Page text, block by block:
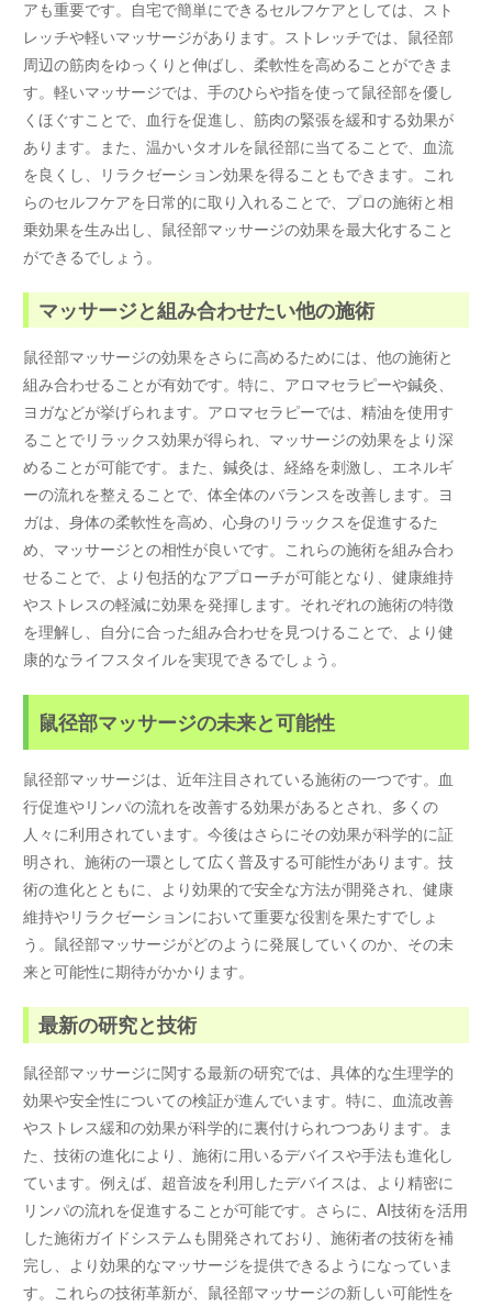
アも重要です。自宅で簡単にできるセルフケアとしては、スト
レッチや軽いマッサージがあります。ストレッチでは、鼠径部
周辺の筋肉をゆっくりと伸ばし、柔軟性を高めることができま
す。軽いマッサージでは、手のひらや指を使って鼠径部を優し
くほぐすことで、血行を促進し、筋肉の緊張を緩和する効果が
あります。また、温かいタオルを鼠径部に当てることで、血流
を良くし、リラクゼーション効果を得ることもできます。これ
らのセルフケアを日常的に取り入れることで、プロの施術と相
乗効果を生み出し、鼠径部マッサージの効果を最大化すること
ができるでしょう。
マッサージと組み合わせたい他の施術
鼠径部マッサージの効果をさらに高めるためには、他の施術と
組み合わせることが有効です。特に、アロマセラピーや鍼灸、
ヨガなどが挙げられます。アロマセラピーでは、精油を使用す
ることでリラックス効果が得られ、マッサージの効果をより深
めることが可能です。また、鍼灸は、経絡を刺激し、エネルギ
ーの流れを整えることで、体全体のバランスを改善します。ヨ
ガは、身体の柔軟性を高め、心身のリラックスを促進するた
め、マッサージとの相性が良いです。これらの施術を組み合わ
せることで、より包括的なアプローチが可能となり、健康維持
やストレスの軽減に効果を発揮します。それぞれの施術の特徴
を理解し、自分に合った組み合わせを見つけることで、より健
康的なライフスタイルを実現できるでしょう。
鼠径部マッサージの未来と可能性
鼠径部マッサージは、近年注目されている施術の一つです。血
行促進やリンパの流れを改善する効果があるとされ、多くの
人々に利用されています。今後はさらにその効果が科学的に証
明され、施術の一環として広く普及する可能性があります。技
術の進化とともに、より効果的で安全な方法が開発され、健康
維持やリラクゼーションにおいて重要な役割を果たすでしょ
う。鼠径部マッサージがどのように発展していくのか、その未
来と可能性に期待がかかります。
最新の研究と技術
鼠径部マッサージに関する最新の研究では、具体的な生理学的
効果や安全性についての検証が進んでいます。特に、血流改善
やストレス緩和の効果が科学的に裏付けられつつあります。ま
た、技術の進化により、施術に用いるデバイスや手法も進化し
ています。例えば、超音波を利用したデバイスは、より精密に
リンパの流れを促進することが可能です。さらに、AI技術を活用
した施術ガイドシステムも開発されており、施術者の技術を補
完し、より効果的なマッサージを提供できるようになっていま
す。これらの技術革新が、鼠径部マッサージの新しい可能性を